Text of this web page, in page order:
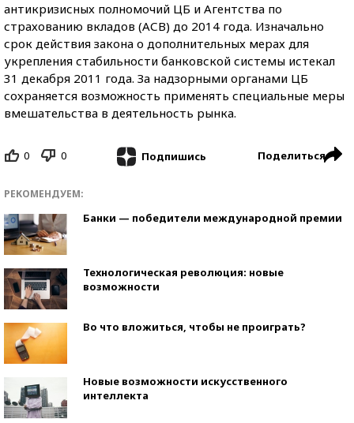
антикризисных полномочий ЦБ и Агентства по
страхованию вкладов (АСВ) до 2014 года. Изначально
срок действия закона о дополнительных мерах для
укрепления стабильности банковской системы истекал
31 декабря 2011 года. За надзорными органами ЦБ
сохраняется возможность применять специальные меры
вмешательства в деятельность рынка.
0 0 Подпишись Поделиться
РЕКОМЕНДУЕМ:
Банки — победители международной премии
Технологическая революция: новые
возможности
Во что вложиться, чтобы не проиграть?
Новые возможности искусственного
интеллекта